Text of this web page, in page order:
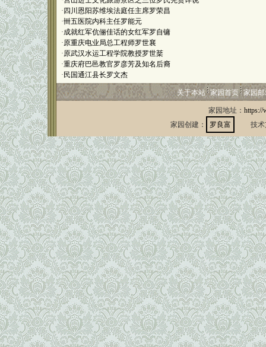
· 四川恩阳苏维埃法庭任主席罗荣昌
·卌五医院内科主任罗能元
·成就红军伉俪佳话的女红军罗自镛
·原重庆电业局总工程师罗世襄
·原武汉水运工程学院教授罗世棻
·重庆府巴邑教官罗彦芳及知名后裔
· 民国通江县长罗文杰
关于本站 家园首页 家园
家园地址： https://
家园创建：
罗良富 技术